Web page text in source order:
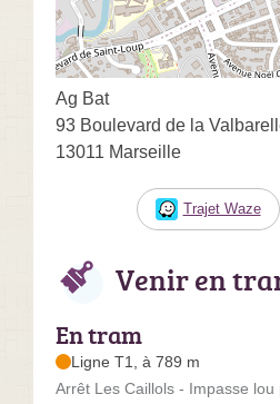
Ag Bat
93 Boulevard de la
13011 Marseille
Trajet Waze
Venir en
En tram
Ligne T1, à 789 m
Arrêt Les Caillols - Impasse lou